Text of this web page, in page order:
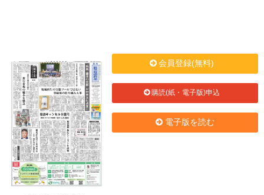
会員登録(無料)
購読(紙・電子版)申込
電子版を読む